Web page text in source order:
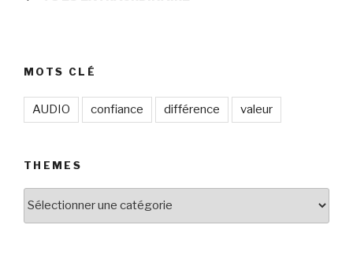
l’article
MOTS CLÉ
AUDIO confiance différence valeur
THEMES